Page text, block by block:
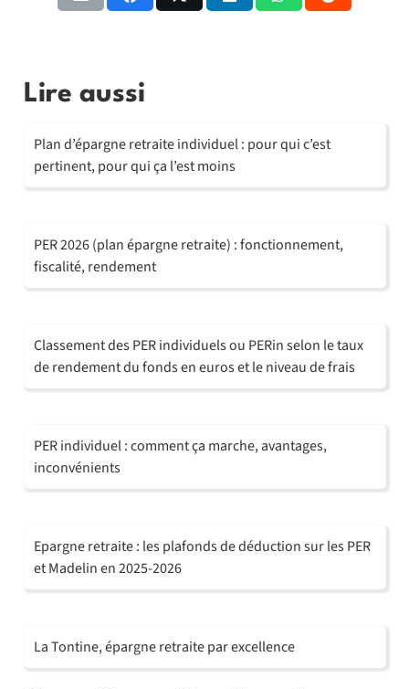
Lire aussi
Plan d’épargne retraite individuel : pour qui c’est
pertinent, pour qui ça l’est moins
PER 2026 (plan épargne retraite) : fonctionnement,
fiscalité, rendement
Classement des PER individuels ou PERin selon le taux
de rendement du fonds en euros et le niveau de frais
PER individuel : comment ça marche, avantages,
inconvénients
Epargne retraite : les plafonds de déduction sur les PER
et Madelin en 2025-2026
La Tontine, épargne retraite par excellence